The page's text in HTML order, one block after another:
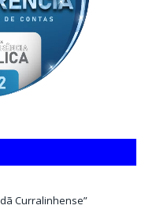
Curralinhense”